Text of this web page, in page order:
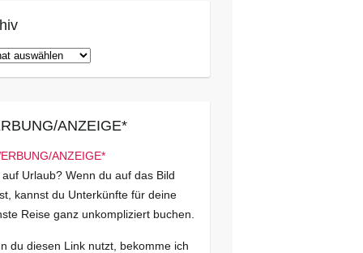
ANZEIGE*
auf Urlaub? Wenn du auf das Bild
kannst du Unterkünfte für deine
Reise ganz unkompliziert buchen.
du diesen Link nutzt, bekomme ich